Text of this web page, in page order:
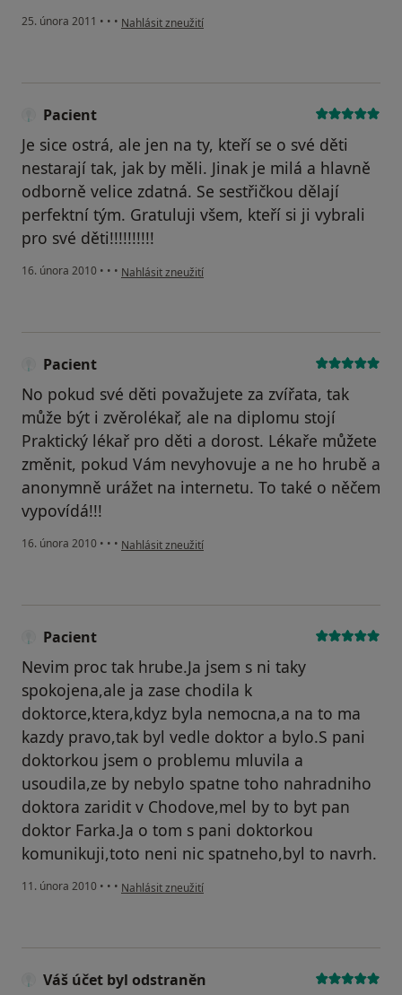
25. února 2011 • • • podle názoru uživatele Váš účet byl odstraněn
Nahlásit zneužití
Pacient
Je sice ostrá, ale jen na ty, kteří se o své děti
nestarají tak, jak by měli. Jinak je milá a hlavně
odborně velice zdatná. Se sestřičkou dělají
perfektní tým. Gratuluji všem, kteří si ji vybrali
pro své děti!!!!!!!!!!
16. února 2010 • • • podle názoru uživatele Pacient
Nahlásit zneužití
Pacient
No pokud své děti považujete za zvířata, tak
může být i zvěrolékař, ale na diplomu stojí
Praktický lékař pro děti a dorost. Lékaře můžete
změnit, pokud Vám nevyhovuje a ne ho hrubě a
anonymně urážet na internetu. To také o něčem
vypovídá!!!
16. února 2010 • • • podle názoru uživatele Pacient
Nahlásit zneužití
Pacient
Nevim proc tak hrube.Ja jsem s ni taky
spokojena,ale ja zase chodila k
doktorce,ktera,kdyz byla nemocna,a na to ma
kazdy pravo,tak byl vedle doktor a bylo.S pani
doktorkou jsem o problemu mluvila a
usoudila,ze by nebylo spatne toho nahradniho
doktora zaridit v Chodove,mel by to byt pan
doktor Farka.Ja o tom s pani doktorkou
komunikuji,toto neni nic spatneho,byl to navrh.
11. února 2010 • • • podle názoru uživatele Pacient
Nahlásit zneužití
Váš účet byl odstraněn